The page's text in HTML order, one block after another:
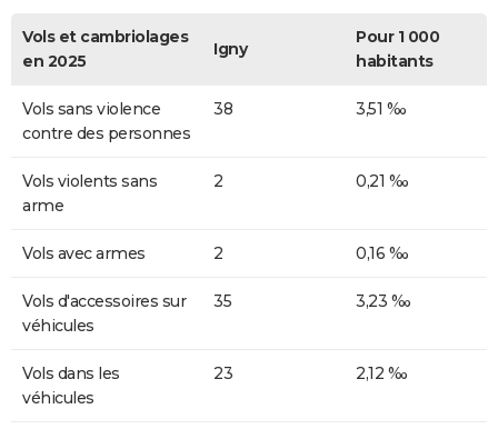
Vols et cambriolages
en 2025
Igny
Pour 1 000
habitants
Vols sans violence
contre des personnes
38 3,51 ‰
Vols violents sans
arme
2 0,21 ‰
Vols avec armes 2 0,16 ‰
Vols d'accessoires sur
véhicules
35 3,23 ‰
Vols dans les
véhicules
23 2,12 ‰